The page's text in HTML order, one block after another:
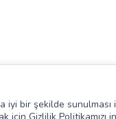
iyi bir şekilde